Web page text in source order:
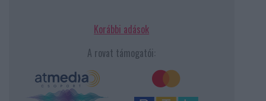
Korábbi adások
A rovat támogatói: